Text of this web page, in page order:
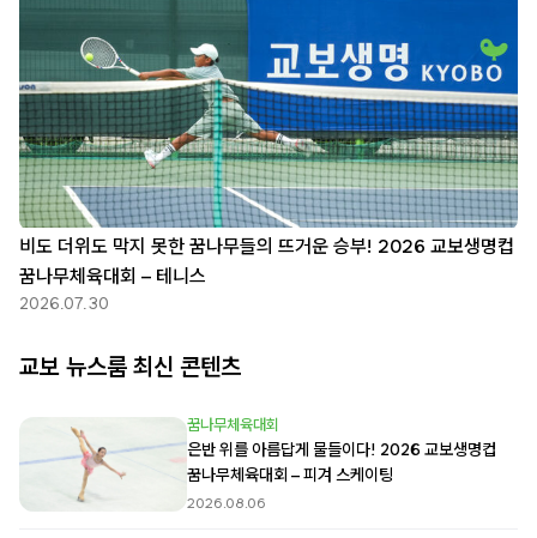
비도 더위도 막지 못한 꿈나무들의 뜨거운 승부! 2026 교보생명컵
꿈나무체육대회 – 테니스
2026.07.30
교보 뉴스룸 최신 콘텐츠
꿈나무체육대회
은반 위를 아름답게 물들이다! 2026 교보생명컵
꿈나무체육대회 – 피겨 스케이팅
2026.08.06